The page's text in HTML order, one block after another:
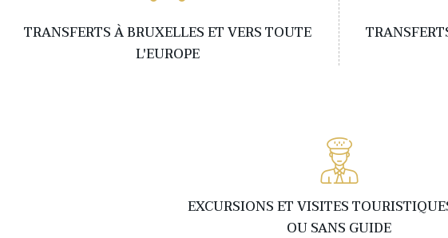
TRANSFERTS À BRUXELLES ET VERS TOUTE
L'EUROPE
EXCURSIONS ET VISITES
OU SANS GUIDE